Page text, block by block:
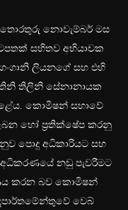
නොවැම්බර් මස
සහිතව අභියාචක
ගංගානි ලියනගේ සහ එහි
තිලිනි සේනානායක
කොමිෂන් සභාවේ
හෝ ප්‍රතික්ෂේප කරනු
පොදු අධිකාරියට සහ
නඩු පැවරීමට
කරන බව කොමිෂන්
වෙබ්